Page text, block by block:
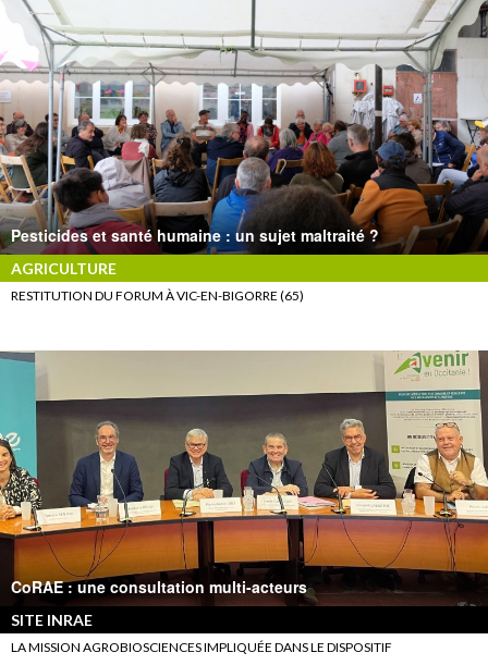
Pesticides et santé humaine : un sujet maltraité ?
AGRICULTURE
RESTITUTION DU FORUM À VIC-EN-BIGORRE (65)
CoRAE : une consultation multi-acteurs
SITE INRAE
LA MISSION AGROBIOSCIENCES IMPLIQUÉE DANS LE DISPOSITIF